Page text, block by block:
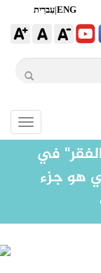
ENG
|עִברִית
Toggle
في
هو جزء